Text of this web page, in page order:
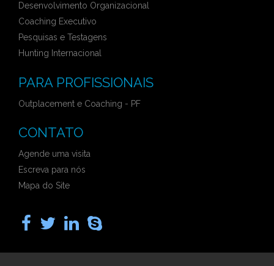
Desenvolvimento Organizacional
Coaching Executivo
Pesquisas e Testagens
Hunting Internacional
PARA PROFISSIONAIS
Outplacement e Coaching - PF
CONTATO
Agende uma visita
Escreva para nós
Mapa do Site